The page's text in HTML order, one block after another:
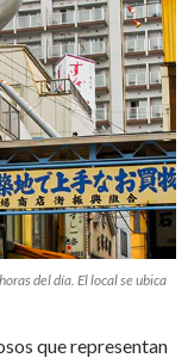
del día. El local se ubica
que representan